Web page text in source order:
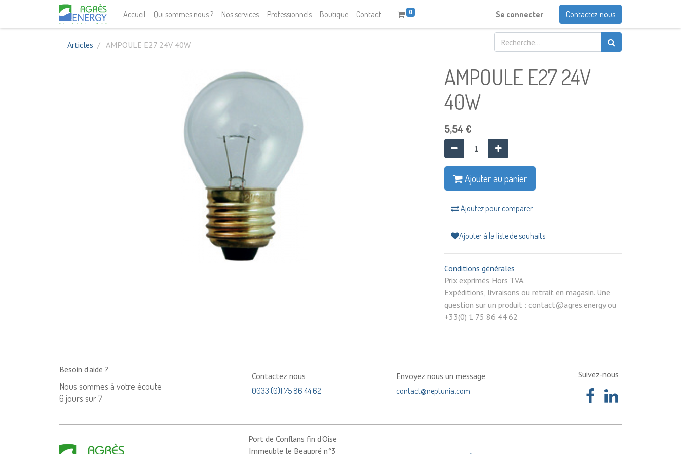
Accueil Qui sommes nous ? Nos services Professionnels Boutique Contact 0 Se connecter Contactez-nous
Articles AMPOULE E27 24V 40W
AMPOULE E27 24V
40W
5,54€
Ajouter au panier
Ajoutez pour comparer
Ajouter à la liste de souhaits
Conditions générales
Prix exprimés Hors TVA.
Expéditions, livraisons ou retrait en magasin. Une
question sur un produit : contact@agres.energy ou
+33(0) 1 75 86 44 62
Besoin d'aide ?
Nous sommes à votre écoute
6 jours sur 7
Contactez nous
0033 (0)1 75 86 44 62
Envoyez nous un message
contact@neptunia.com
Suivez-nous
Port de Conflans fin d'Oise
Immeuble le Beaupré n°3